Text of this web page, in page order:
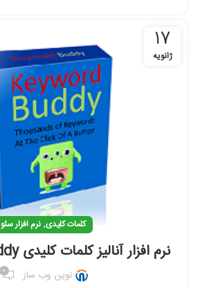
17
ژانویه
کلمات کلیدی,نرم افزار سئو
نرم افزار آنالیز کلمات کلیدی Keyword Buddy
نوین وب ساز 0